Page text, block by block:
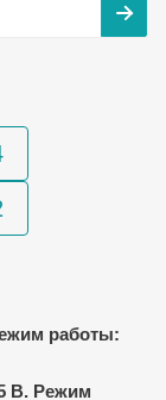
работы:
В. Режим